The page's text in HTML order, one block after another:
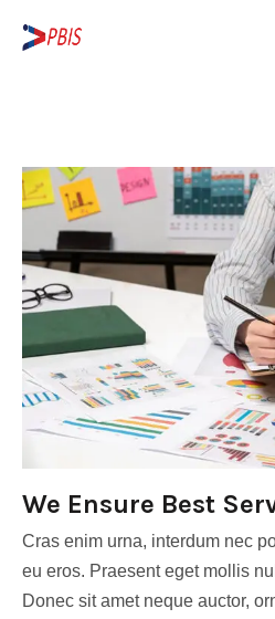
We Ensure Best
Cras enim urna, interdum nec
eu eros. Praesent eget mollis
Donec sit amet neque auctor,